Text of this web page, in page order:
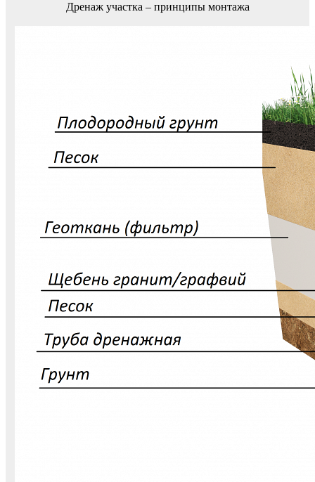
Дренаж участка – принципы монтажа